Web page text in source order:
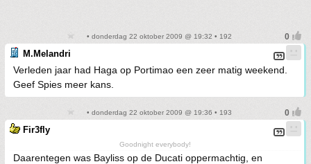
• donderdag 22 oktober 2009 @ 19:32 • 192
M.Melandri
Verleden jaar had Haga op Portimao een zeer matig weekend.
Geef Spies meer kans.
• donderdag 22 oktober 2009 @ 19:36 • 193
Fir3fly
Goodnight everybody!
Daarentegen was Bayliss op de Ducati oppermachtig, en